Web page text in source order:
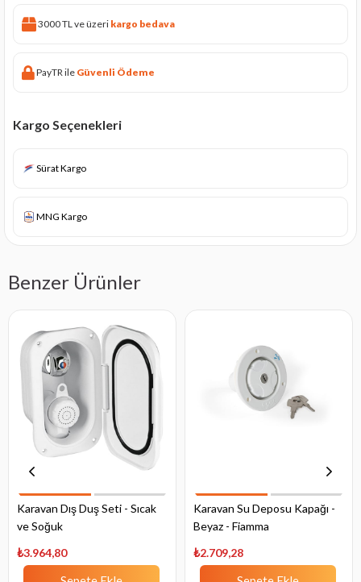
3000 TL ve üzeri kargo bedava
PayTR ile Güvenli Ödeme
Kargo Seçenekleri
Sürat Kargo
MNG Kargo
Benzer Ürünler
Karavan Dış Duş Seti - Sıcak
ve Soğuk
₺3.964,80
Karavan Su Deposu Kapağı -
Beyaz - Fiamma
₺2.709,28